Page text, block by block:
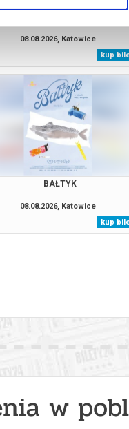
08.08.2026, Katowice
kup
BAŁTYK
08.08.2026, Katowice
kup
w